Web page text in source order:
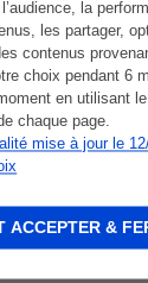
la
les partager,
contenus
choix pendant 6
en utilisant
chaque page.
mise à jour le
ACCEPTER &